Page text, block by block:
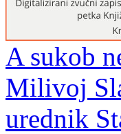
A sukob
Milivoj
urednik